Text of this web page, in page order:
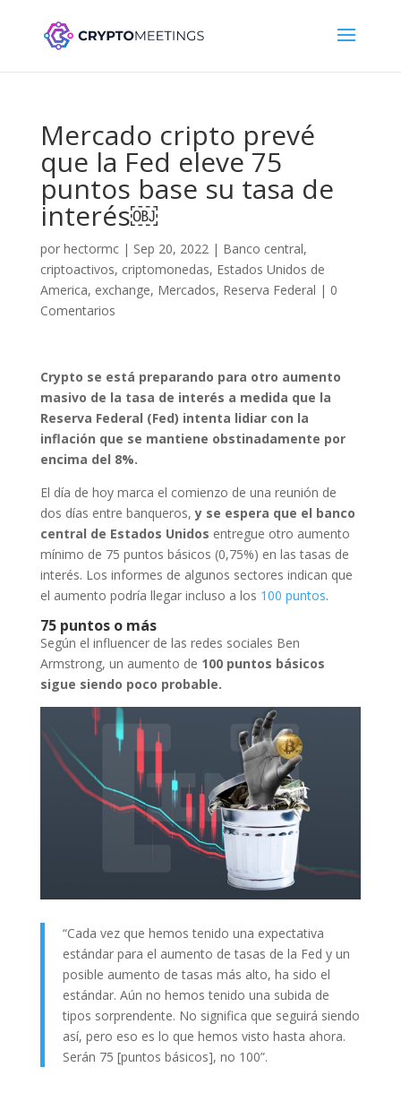
Mercado cripto prevé
que la Fed eleve 75
puntos base su tasa de
interés￼
por hectormc| Sep 20, 2022| Banco central,
criptoactivos, criptomonedas, Estados Unidos de
America, exchange, Mercados, Reserva Federal | 0
Comentarios
Crypto se está preparando para otro aumento
masivo de la tasa de interés a medida que la
Reserva Federal (Fed) intenta lidiar con la
inflación que se mantiene obstinadamente por
encima del 8%.
El día de hoy marca el comienzo de una reunión de
dos días entre banqueros,y se espera que el banco
central de Estados Unidos entregue otro aumento
mínimo de 75 puntos básicos (0,75%) en las tasas de
interés. Los informes de algunos sectores indican que
el aumento podría llegar incluso a los 100 puntos.
75 puntos o más
Según el influencer de las redes sociales Ben
Armstrong, un aumento de 100 puntos básicos
sigue siendo poco probable.
“Cada vez que hemos tenido una expectativa
estándar para el aumento de tasas de la Fed y un
posible aumento de tasas más alto, ha sido el
estándar. Aún no hemos tenido una subida de
tipos sorprendente. No significa que seguirá siendo
así, pero eso es lo que hemos visto hasta ahora.
Serán 75 [puntos básicos], no 100”.